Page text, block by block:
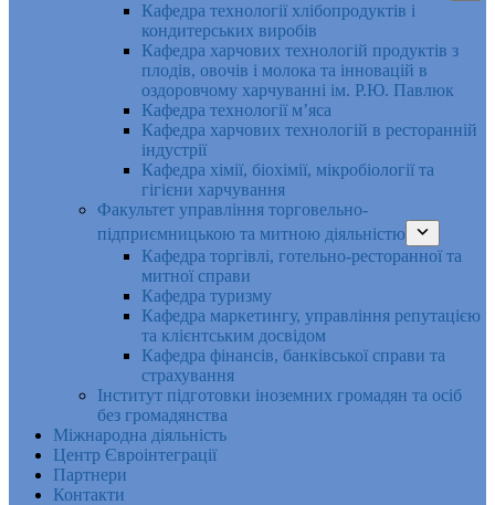
Кафедра технології хлібопродуктів і
кондитерських виробів
Кафедра харчових технологій продуктів з
плодів, овочів і молока та інновацій в
оздоровчому харчуванні ім. Р.Ю. Павлюк
Кафедра технології м’яса
Кафедра харчових технологій в ресторанній
індустрії
Кафедра хімії, біохімії, мікробіології та
гігієни харчування
Факультет управління торговельно-
підприємницькою та митною діяльністю
Кафедра торгівлі, готельно-ресторанної та
митної справи
Кафедра туризму
Кафедра маркетингу, управління репутацією
та клієнтським досвідом
Кафедра фінансів, банківської справи та
страхування
Інститут підготовки іноземних громадян та осіб
без громадянства
Міжнародна діяльність
Центр Євроінтеграції
Партнери
Контакти